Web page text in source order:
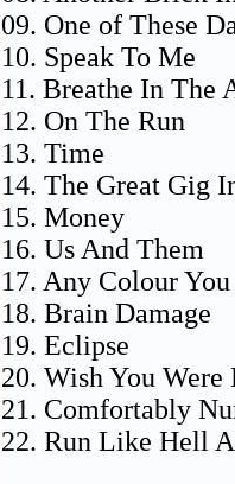
09. One of These
10. Speak To Me
11. Breathe In The
12. On The Run
13. Time
14. The Great Gig
15. Money
16. Us And Them
17. Any Colour
18. Brain Damage
19. Eclipse
20. Wish You Were
21. Comfortably
22. Run Like Hell